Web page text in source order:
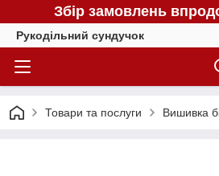
Збір замовлень
Рукодільний сундучок
Товари та послуги Вишивка